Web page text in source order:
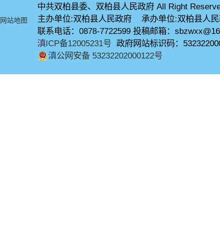
网站地图
中共双柏县委、双柏县人民政府 All Right
主办单位:双柏县人民政府 承办单位:双柏县人
联系电话：0878-7722599 投稿邮箱：
滇ICP备12005231号 政府网站标识码：
滇公网安备 53232202000122号